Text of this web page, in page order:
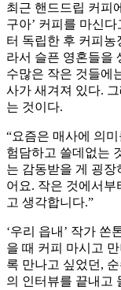
최근 핸드드립 커피
구아’ 커피를 마신
터 독립한 후 커피농
라서 슬픈 영혼들을
수많은 작은 것들에
사가 새겨져 있다.
는 것이다.
“요즘은 매사에 의
험담하고 쓸데없는
는 감동받을 게 굉
어요. 작은 것에서
고 생각합니다.”
‘우리 읍내’ 작가 쏜
을 때 커피 마시고
록 만나고 싶었던,
의 인터뷰를 끝내고